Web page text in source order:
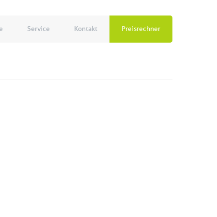
Service Kontakt Preisrechner